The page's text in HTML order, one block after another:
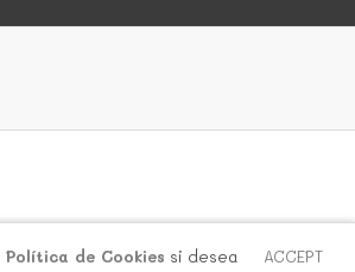
ACCEPT
Política de Cookies si desea